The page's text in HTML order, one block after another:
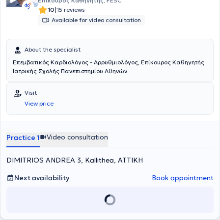
10|15 reviews
Available for video consultation
About the specialist
Επεμβατικός Καρδιολόγος - Αρρυθμιολόγος, Επίκoυρος Καθηγητής
Ιατρικής Σχολής Πανεπιστημίου Αθηνών.
Visit
View price
Practice 1 Video consultation
DIMITRIOS ANDREA 3, Kallithea, ΑΤΤΙΚΗ
Next availability
Book appointment